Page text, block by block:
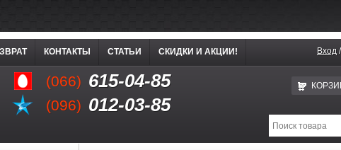
(066) 615-04-85
(096) 012-03-85
КОНТАКТЫ СТАТЬИ СКИДКИ И АКЦИИ! Вход /